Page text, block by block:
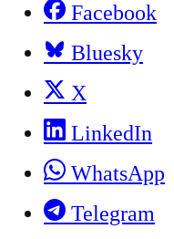
Facebook
Bluesky
X
LinkedIn
WhatsApp
Telegram